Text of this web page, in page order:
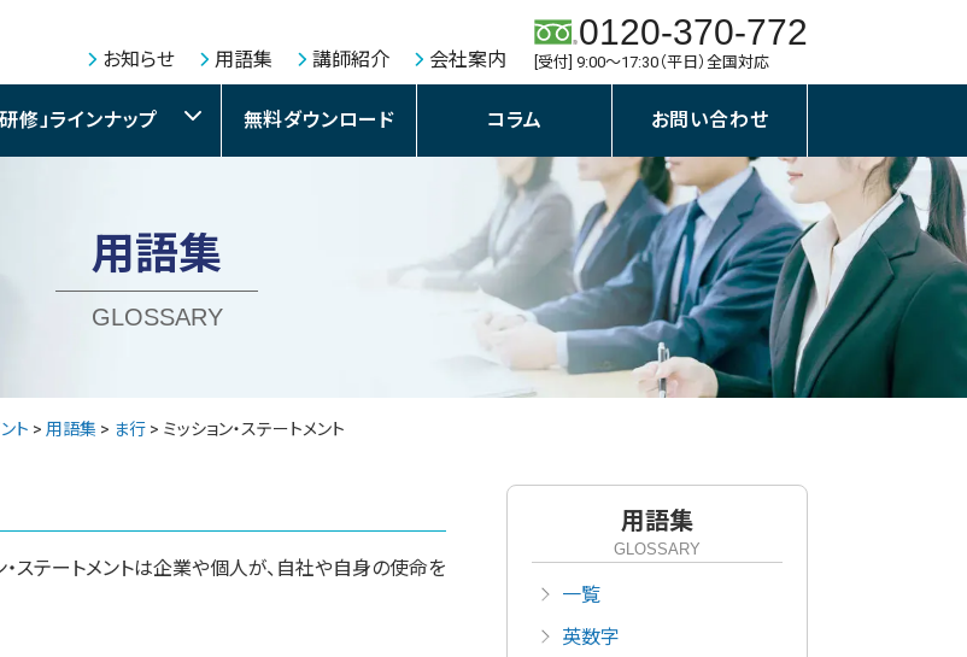
お知らせ 用語集 講師紹介 会社案内
0120-370-772
[受付] 9:00～17:30（平日）全国対応
修」ラインナップ 無料ダウンロード コラム お問い合わせ
用語集
GLOSSARY
ト > 用語集 > ま行 > ミッション・ステートメント
ン・ステートメントは企業や個人が、自社や自身の使命を
用語集
GLOSSARY
一覧
英数字